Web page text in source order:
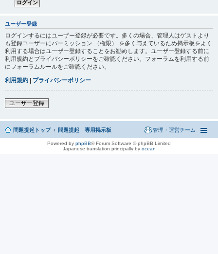
ユーザー登録
ログインするにはユーザー登録が必要です。多くの場合、管理人はゲストより
も登録ユーザーにパーミッション （権限） を多く与えているため掲示板をよく
利用する場合はユーザー登録することをお勧めします。ユーザー登録する前に
利用規約とプライバシーポリシーをご確認ください。フォーラムを利用する前
にフォーラムルールをご確認ください。
利用規約 | プライバシーポリシー
ユーザー登録
問題提起トップ 問題提起 専用掲示板 管理・運営チーム
Powered by phpBB® Forum Software © phpBB Limited
Japanese translation principally by ocean